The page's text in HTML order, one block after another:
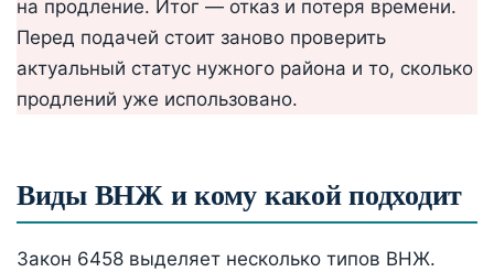
на продление. Итог — отказ и потеря времени.
Перед подачей стоит заново проверить
актуальный статус нужного района и то, сколько
продлений уже использовано.
Виды ВНЖ и кому какой подходит
Закон 6458 выделяет несколько типов ВНЖ.